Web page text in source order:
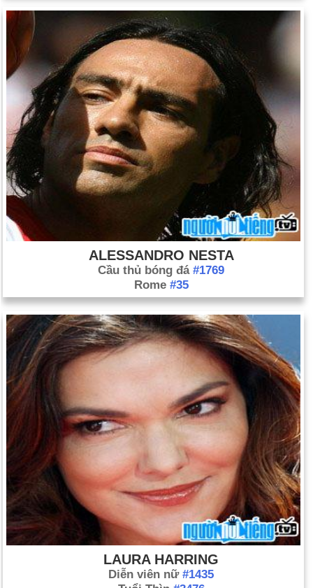
ALESSANDRO NESTA
Cầu thủ bóng đá #1769
Rome #35
LAURA HARRING
Diễn viên nữ #1435